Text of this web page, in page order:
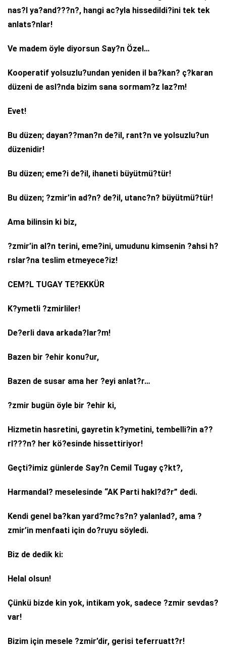
nas?l ya?and???n?, hangi ac?yla hissedildi?ini tek tek
anlats?nlar!
Ve madem öyle diyorsun Say?n Özel…
Kooperatif yolsuzlu?undan yeniden il ba?kan? ç?karan
düzeni de asl?nda bizim sana sormam?z laz?m!
Evet!
Bu düzen; dayan??man?n de?il, rant?n ve yolsuzlu?un
düzenidir!
Bu düzen; eme?i de?il, ihaneti büyütmü?tür!
Bu düzen; ?zmir’in ad?n? de?il, utanc?n? büyütmü?tür!
Ama bilinsin ki biz,
?zmir’in al?n terini, eme?ini, umudunu kimsenin ?ahsi h?
rslar?na teslim etmeyece?iz!
CEM?L TUGAY TE?EKKÜR
K?ymetli ?zmirliler!
De?erli dava arkada?lar?m!
Bazen bir ?ehir konu?ur,
Bazen de susar ama her ?eyi anlat?r…
?zmir bugün öyle bir ?ehir ki,
Hizmetin hasretini, gayretin k?ymetini, tembelli?in a??
rl???n? her kö?esinde hissettiriyor!
Geçti?imiz günlerde Say?n Cemil Tugay ç?kt?,
Harmandal? meselesinde “AK Parti hakl?d?r” dedi.
Kendi genel ba?kan yard?mc?s?n? yalanlad?, ama ?
zmir’in menfaati için do?ruyu söyledi.
Biz de dedik ki:
Helal olsun!
Çünkü bizde kin yok, intikam yok, sadece ?zmir sevdas?
var!
Bizim için mesele ?zmir’dir, gerisi teferruatt?r!